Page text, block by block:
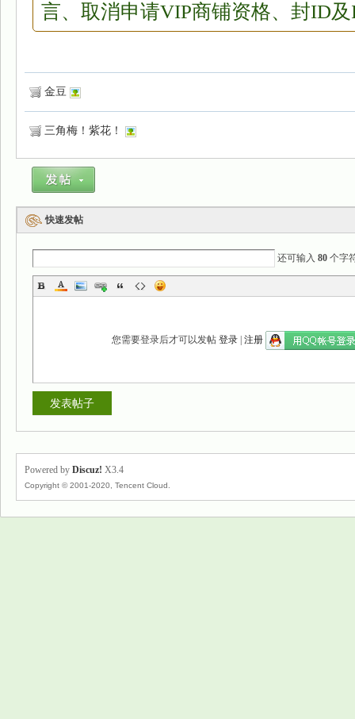
言、取消申请VIP商铺资格、封ID
金豆
三角梅！紫花！
快速发帖
还可输入 80 个字
您需要登录后才可以发帖 登录 注册
发表帖子
Powered by Discuz! X3.4
Copyright © 2001-2020, Tencent Cloud.